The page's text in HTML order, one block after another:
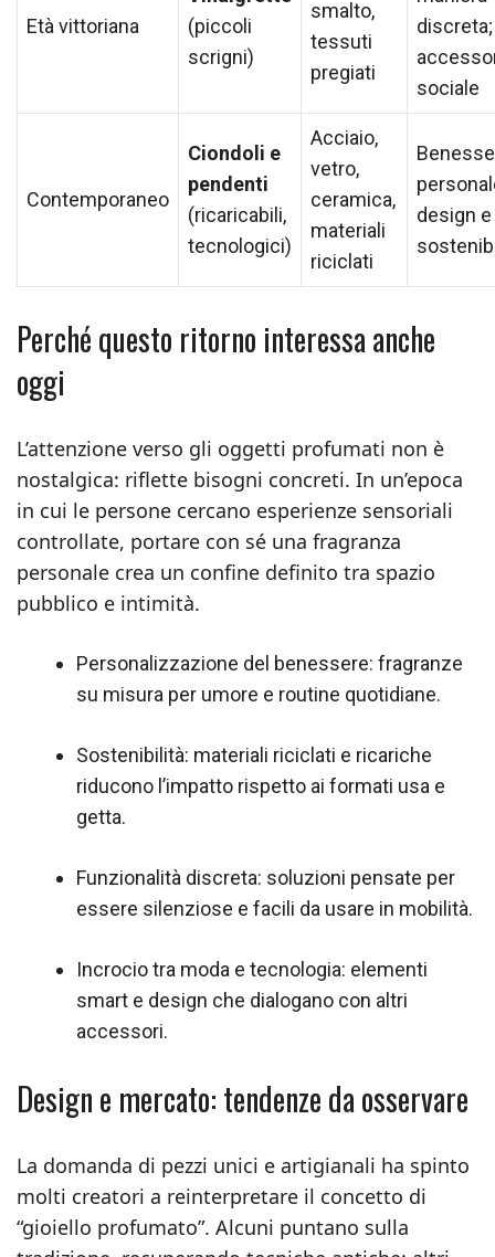
Età vittoriana
(piccoli
scrigni)
smalto,
tessuti
pregiati
discreta;
sociale
Contemporaneo
Ciondoli e
pendenti
(ricaricabili,
tecnologici)
Acciaio,
vetro,
ceramica,
materiali
riciclati
design e
Perché questo ritorno interessa anche
oggi
L’attenzione verso gli oggetti profumati non è
nostalgica: riflette bisogni concreti. In un’epoca
in cui le persone cercano esperienze sensoriali
controllate, portare con sé una fragranza
personale crea un confine definito tra spazio
pubblico e intimità.
Personalizzazione del benessere: fragranze
su misura per umore e routine quotidiane.
Sostenibilità: materiali riciclati e ricariche
riducono l’impatto rispetto ai formati usa e
getta.
Funzionalità discreta: soluzioni pensate per
essere silenziose e facili da usare in mobilità.
Incrocio tra moda e tecnologia: elementi
smart e design che dialogano con altri
accessori.
Design e mercato: tendenze da osservare
La domanda di pezzi unici e artigianali ha spinto
molti creatori a reinterpretare il concetto di
“gioiello profumato”. Alcuni puntano sulla